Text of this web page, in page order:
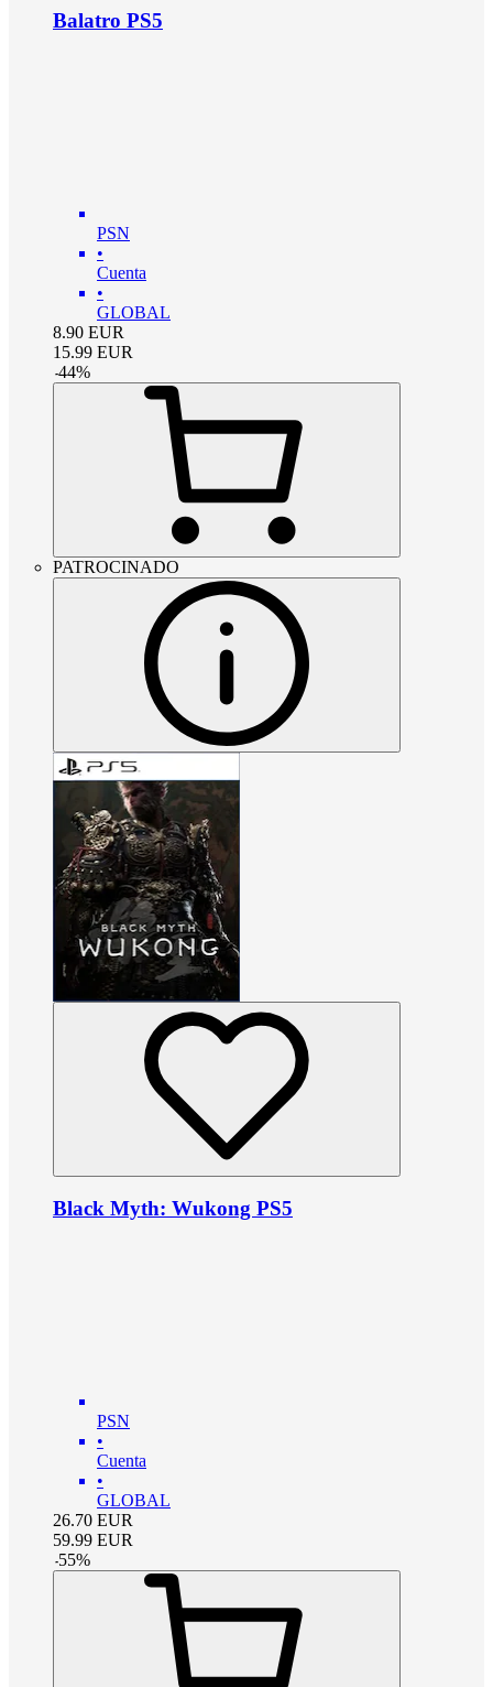
Balatro PS5
PSN
•
Cuenta
•
GLOBAL
8.90 EUR
15.99 EUR
-44%
PATROCINADO
Black Myth: Wukong PS5
PSN
•
Cuenta
•
GLOBAL
26.70 EUR
59.99 EUR
-55%